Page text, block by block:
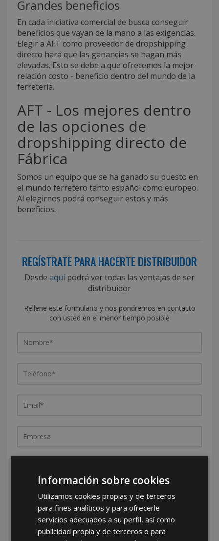
Grandes beneficios
En cada iniciativa comercial de busca conseguir
beneficios que vayan de la mano a las exigencias.
Elegir a AFT como proveedor de dropshipping
directo hará que las ganancias se hagan más
elevadas. Esto se debe a que ofrecemos la mejor
relación costo - beneficio dentro del mundo de la
ferretería.
AFT - Los mejores dentro
de las opciones de
dropshipping directo de
Fábrica
Somos un equipo que se ha ganado su puesto en
el mundo ferretero tanto español como europeo.
Al elegirnos podrá conseguir estos y más
beneficios.
REGÍSTRATE PARA HACERTE DISTRIBUIDOR
Desde aquípodrá ver todas las ventajas de ser
distribuidor
Rellene este formulario y nos pondremos en contacto
con usted en el menor tiempo posible
España
Portugal Otros
Información sobre cookies
Utilizamos cookies propias y de terceros
para fines analíticos y para ofrecerle
servicios adecuados a su perfil, así como
publicidad propia y de terceros o para